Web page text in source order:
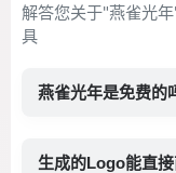
解答您关于"燕雀光
具
燕雀光年是免费的
生成的Logo能直